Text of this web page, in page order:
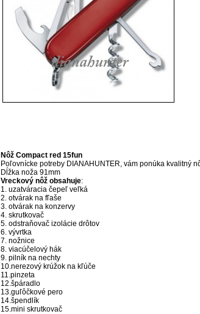
Nôž Compact red 15fun
Poľovnícke potreby DIANAHUNTER, vám ponúka kvalitný
Dĺžka noža 91mm
Vreckový nôž obsahuje:
1. uzatváracia čepeľ veľká
2. otvárak na fľaše
3. otvárak na konzervy
4. skrutkovač
5. odstraňovač izolácie drôtov
6. vývrtka
7. nožnice
8. viacúčelový hák
9. pilník na nechty
10.nerezový krúžok na kľúče
11.pinzeta
12.špáradlo
13.guľôčkové pero
14.špendlík
15.mini skrutkovač